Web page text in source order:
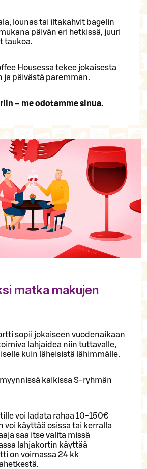
lounas tai iltakahvit bagelin
päivän eri hetkissä, juuri
taukoa.
Housessa tekee jokaisesta
ja päivästä paremman.
– me odotamme sinua.
matka makujen
sopii jokaiseen vuodenaikaan
lahjaidea niin tuttavalle,
kuin läheisistä lähimmälle.
kaikissa S-ryhmän
voi ladata rahaa 10-150€
voi käyttää osissa tai kerralla
saa itse valita missä
lahjakortin käyttää
on voimassa 24 kk